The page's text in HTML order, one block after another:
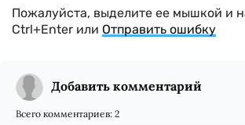
Пожалуйста, выделите ее мышкой и
Ctrl+Enter или Отправить ошибку
Добавить комментарий
Всего комментариев: 2